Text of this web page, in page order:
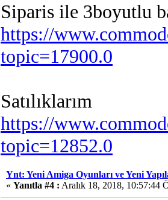
Siparis ile 3boyutlu
https://
topic=17900.0
Satılıklarım
https://
topic=12852.0
Ynt: Yeni Amiga Oyunları ve Yeni
« Yanıtla #4 : Aralık 18, 2018, 10:57:44